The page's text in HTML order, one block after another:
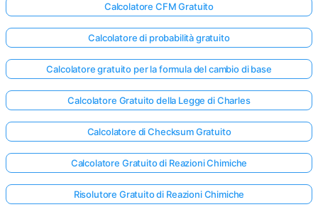
Calcolatore CFM Gratuito
Calcolatore di probabilità gratuito
Calcolatore gratuito per la formula del cambio di base
Calcolatore Gratuito della Legge di Charles
Calcolatore di Checksum Gratuito
Calcolatore Gratuito di Reazioni Chimiche
Risolutore Gratuito di Reazioni Chimiche